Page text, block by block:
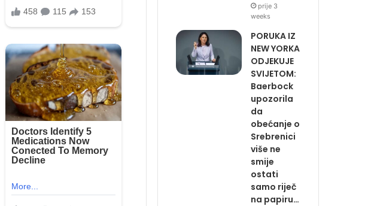
prije 3
weeks
PORUKA IZ
NEW YORKA
ODJEKUJE
SVIJETOM:
Baerbock
upozorila
da
obećanje o
Srebrenici
više ne
smije
ostati
samo riječ
na papiru…